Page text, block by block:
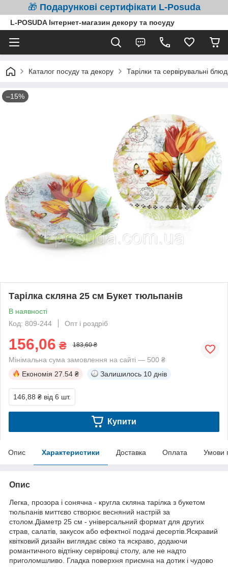
🎁 Подарункові сертифікати L-Posuda
L-POSUDA Інтернет-магазин декору та посуду
Каталог посуду та декору Тарілки та сервірувальні
–15%
Тарілка скляна 25 см Букет тюльпанів
В наявності
Код: 809-244
Опт і роздріб
156,06 ₴ 183,60 ₴
Мінімальна сума замовлення на сайті — 500 ₴
Економія 27.54 ₴ Залишилось 10 днів
146,88 ₴ від 6 шт.
Купити
Опис Характеристики Доставка Оплата Умови
Опис
Легка, прозора і сонячна - кругла скляна тарілка з букетом
тюльпанів миттєво створює весняний настрій за
столом.Діаметр 25 см - універсальний формат для других
страв, салатів, закусок або ефектної подачі десертів.Яскравий
квітковий дизайн виглядає свіжо та яскраво, додаючи
романтичного відтінку сервіровці столу, але не надто
приголомшливо. Гладка поверхня приємна на дотик і чудово